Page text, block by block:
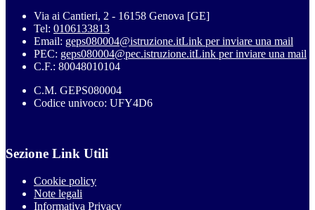
Via ai Cantieri, 2 - 16158 Genova [GE]
Tel: 0106133813
Email: geps080004@istruzione.itLink per inviare una mail
PEC: geps080004@pec.istruzione.itLink per inviare una mail
C.F.: 80048010104
C.M. GEPS080004
Codice univoco: UFY4D6
Sezione Link Utili
Cookie policy
Note legali
Informativa Privacy